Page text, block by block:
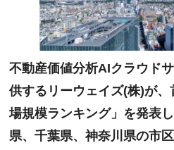
不動産価値分析AIクラウド
供するリーウェイズ(株)が
場規模ランキング」を発表
県、千葉県、神奈川県の市